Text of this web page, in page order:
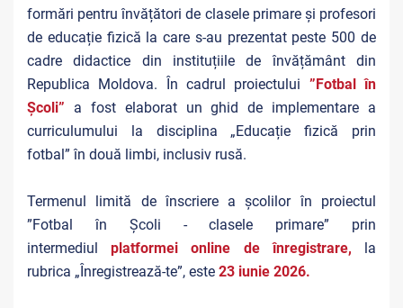
formări pentru învățători de clasele primare și profesori
de educație fizică la care s-au prezentat peste 500 de
cadre didactice din instituțiile de învățământ din
Republica Moldova. În cadrul proiectului ”Fotbal în
Școli”
a fost elaborat un ghid de implementare a
curriculumului la disciplina „Educație fizică prin
fotbal” în două limbi, inclusiv rusă.
Termenul limită de înscriere a școlilor în proiectul
”Fotbal în Școli - clasele primare” prin
intermediulplatformei online de înregistrare, la
rubrica „Înregistrează-te”, este 23 iunie 2026.